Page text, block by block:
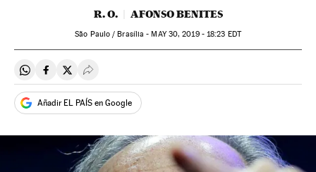
R. O. AFONSO BENITES
São Paulo / Brasília -MAY30, 2019 - 18:23 EDT
Compartir en Whatsapp
Compartir en Facebook
Compartir en Twitter
Desplegar Redes Sociales
Añadir EL PAÍS en Google